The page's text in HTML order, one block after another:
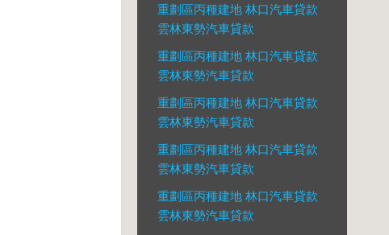
重劃區丙種建地 林口汽車貸款
雲林東勢汽車貸款
重劃區丙種建地 林口汽車貸款
雲林東勢汽車貸款
重劃區丙種建地 林口汽車貸款
雲林東勢汽車貸款
重劃區丙種建地 林口汽車貸款
雲林東勢汽車貸款
重劃區丙種建地 林口汽車貸款
雲林東勢汽車貸款